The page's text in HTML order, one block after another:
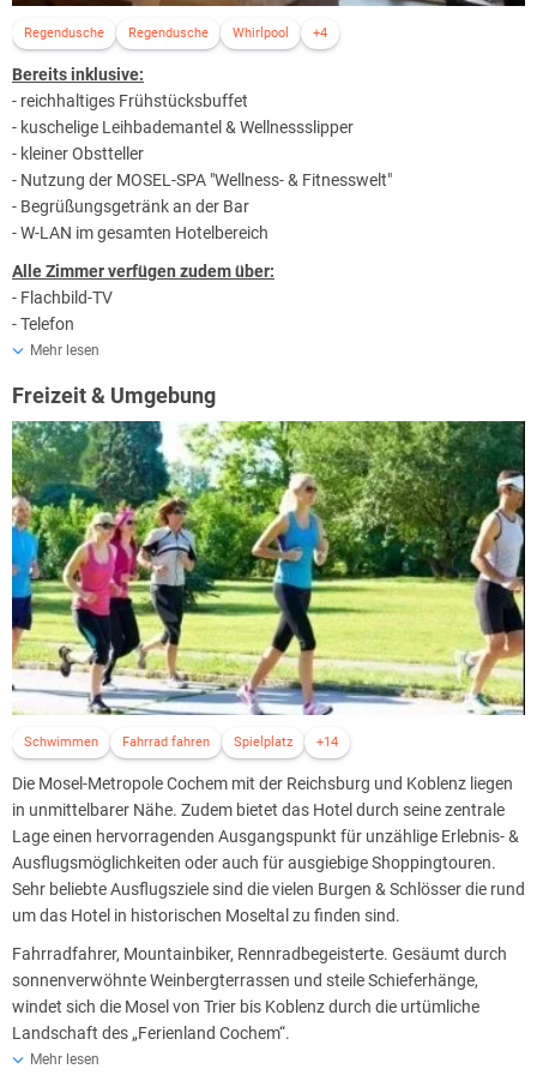
Regendusche Regendusche Whirlpool +4
Bereits inklusive:
- reichhaltiges Frühstücksbuffet
- kuschelige Leihbademantel & Wellnessslipper
- kleiner Obstteller
- Nutzung der MOSEL-SPA "Wellness- & Fitnesswelt"
- Begrüßungsgetränk an der Bar
- W-LAN im gesamten Hotelbereich
Alle Zimmer verfügen zudem über:
- Flachbild-TV
- Telefon
- Radio
- Haartrockner
- Toilettenartikel
ALLE Zimmerkategorien können auch zur Einzelnutzung für 1 Person
gebucht werden!
Mehr lesen
Freizeit & Umgebung
Schwimmen Fahrrad fahren Spielplatz +14
Die Mosel-Metropole Cochem mit der Reichsburg und Koblenz liegen
in unmittelbarer Nähe. Zudem bietet das Hotel durch seine zentrale
Lage einen hervorragenden Ausgangspunkt für unzählige Erlebnis- &
Ausflugsmöglichkeiten oder auch für ausgiebige Shoppingtouren.
Sehr beliebte Ausflugsziele sind die vielen Burgen & Schlösser die rund
um das Hotel in historischen Moseltal zu finden sind.
Fahrradfahrer, Mountainbiker, Rennradbegeisterte. Gesäumt durch
sonnenverwöhnte Weinbergterrassen und steile Schieferhänge,
windet sich die Mosel von Trier bis Koblenz durch die urtümliche
Landschaft des „Ferienland Cochem“.
Beidseits des Ufers zieht sich das hervorragend ausgebaute und
Mehr lesen